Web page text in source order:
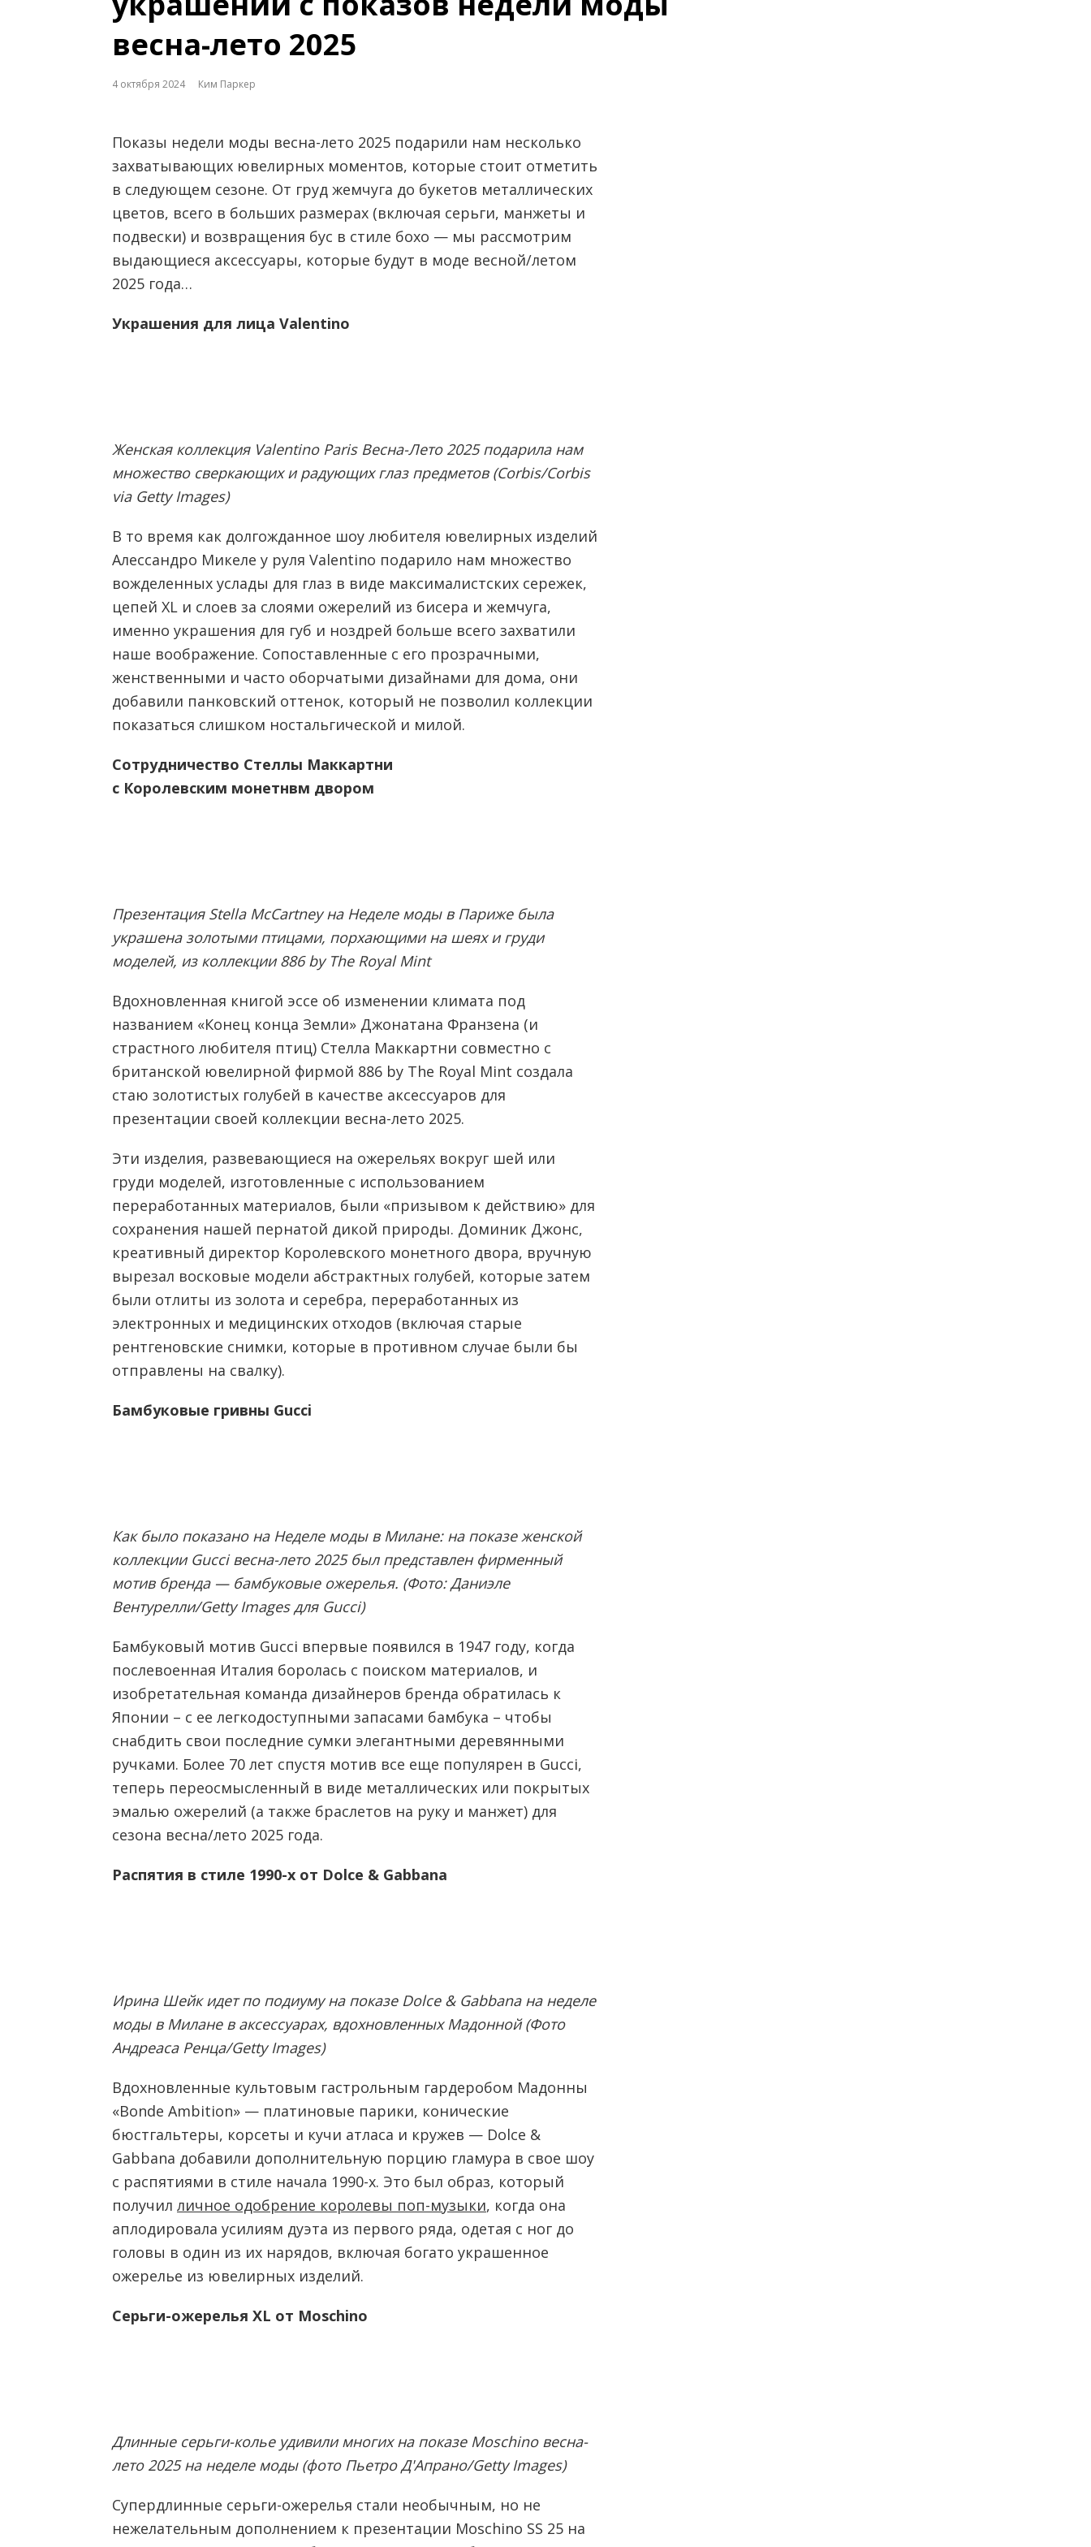
весна-лето 2025
4 октября 2024 Ким Паркер
Показы недели моды весна-лето 2025 подарили нам несколько
захватывающих ювелирных моментов, которые стоит отметить
в следующем сезоне. От груд жемчуга до букетов металлических
цветов, всего в больших размерах (включая серьги, манжеты и
подвески) и возвращения бус в стиле бохо — мы рассмотрим
выдающиеся аксессуары, которые будут в моде весной/летом
2025 года…
Украшения для лица Valentino
Женская коллекция Valentino Paris Весна-Лето 2025 подарила нам
множество сверкающих и радующих глаз предметов (Corbis/Corbis
via Getty Images)
В то время как долгожданное шоу любителя ювелирных изделий
Алессандро Микеле у руля Valentino подарило нам множество
вожделенных услады для глаз в виде максималистских сережек,
цепей XL и слоев за слоями ожерелий из бисера и жемчуга,
именно украшения для губ и ноздрей больше всего захватили
наше воображение. Сопоставленные с его прозрачными,
женственными и часто оборчатыми дизайнами для дома, они
добавили панковский оттенок, который не позволил коллекции
показаться слишком ностальгической и милой.
Сотрудничество Стеллы Маккартни
с Королевским монетнвм двором
Презентация Stella McCartney на Неделе моды в Париже была
украшена золотыми птицами, порхающими на шеях и груди
моделей, из коллекции 886 by The Royal Mint
Вдохновленная книгой эссе об изменении климата под
названием «Конец конца Земли» Джонатана Франзена (и
страстного любителя птиц) Стелла Маккартни совместно с
британской ювелирной фирмой 886 by The Royal Mint создала
стаю золотистых голубей в качестве аксессуаров для
презентации своей коллекции весна-лето 2025.
Эти изделия, развевающиеся на ожерельях вокруг шей или
груди моделей, изготовленные с использованием
переработанных материалов, были «призывом к действию» для
сохранения нашей пернатой дикой природы. Доминик Джонс,
креативный директор Королевского монетного двора, вручную
вырезал восковые модели абстрактных голубей, которые затем
были отлиты из золота и серебра, переработанных из
электронных и медицинских отходов (включая старые
рентгеновские снимки, которые в противном случае были бы
отправлены на свалку).
Бамбуковые гривны Gucci
Как было показано на Неделе моды в Милане: на показе женской
коллекции Gucci весна-лето 2025 был представлен фирменный
мотив бренда — бамбуковые ожерелья. (Фото: Даниэле
Вентурелли/Getty Images для Gucci)
Бамбуковый мотив Gucci впервые появился в 1947 году, когда
послевоенная Италия боролась с поиском материалов, и
изобретательная команда дизайнеров бренда обратилась к
Японии – с ее легкодоступными запасами бамбука – чтобы
снабдить свои последние сумки элегантными деревянными
ручками. Более 70 лет спустя мотив все еще популярен в Gucci,
теперь переосмысленный в виде металлических или покрытых
эмалью ожерелий (а также браслетов на руку и манжет) для
сезона весна/лето 2025 года.
Распятия в стиле 1990-х от Dolce & Gabbana
Ирина Шейк идет по подиуму на показе Dolce & Gabbana на неделе
моды в Милане в аксессуарах, вдохновленных Мадонной (Фото
Андреаса Ренца/Getty Images)
Вдохновленные культовым гастрольным гардеробом Мадонны
«Bonde Ambition» — платиновые парики, конические
бюстгальтеры, корсеты и кучи атласа и кружев — Dolce &
Gabbana добавили дополнительную порцию гламура в свое шоу
с распятиями в стиле начала 1990-х. Это был образ, который
получил личное одобрение королевы поп-музыки, когда она
аплодировала усилиям дуэта из первого ряда, одетая с ног до
головы в один из их нарядов, включая богато украшенное
ожерелье из ювелирных изделий.
Серьги-ожерелья XL от Moschino
Длинные серьги-колье удивили многих на показе Moschino весна-
лето 2025 на неделе моды (фото Пьетро Д'Апрано/Getty Images)
Супердлинные серьги-ожерелья стали необычным, но не
нежелательным дополнением к презентации Moschino SS 25 на